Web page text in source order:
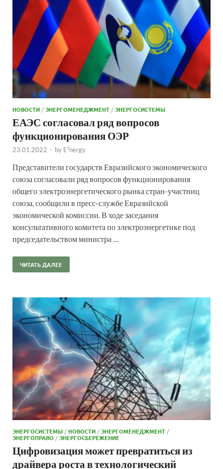
НОВОСТИ /ЭНЕРГОМЕНЕДЖМЕНТ /ЭНЕРГОСИСТЕМЫ
ЕАЭС согласовал ряд вопросов
функционирования ОЭР
23.01.2022 - by E²nergy
Представители государств Евразийского экономического
союза согласовали ряд вопросов функционирования
общего электроэнергетического рынка стран-участниц
союза, сообщили в пресс-службе Евразийской
экономической комиссии. В ходе заседания
консультативного комитета по электроэнергетике под
председательством министра …
ЧИТАТЬ ДАЛЕЕ
ЭНЕРГОСИСТЕМЫ /НОВОСТИ /ЭНЕРГОМЕНЕДЖМЕНТ /
ЭНЕРГОПРАВО /ЭНЕРГОСБЕРЕЖЕНИЕ
Цифровизация может превратиться из
драйвера роста в технологический